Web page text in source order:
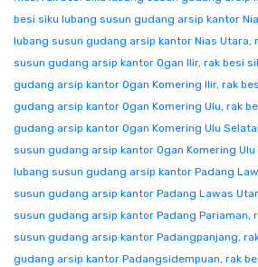
besi siku lubang susun gudang arsip kantor
lubang susun gudang arsip kantor Nias Utara,
susun gudang arsip kantor Ogan Ilir, rak besi
gudang arsip kantor Ogan Komering Ilir, rak
gudang arsip kantor Ogan Komering Ulu, rak
gudang arsip kantor Ogan Komering Ulu
susun gudang arsip kantor Ogan Komering Ulu
lubang susun gudang arsip kantor Padang
susun gudang arsip kantor Padang Lawas
susun gudang arsip kantor Padang Pariaman,
susun gudang arsip kantor Padangpanjang,
gudang arsip kantor Padangsidempuan, rak